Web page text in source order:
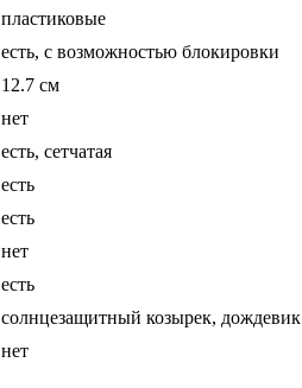
пластиковые
есть, с возможностью блокировки
12.7 см
нет
есть, сетчатая
есть
есть
нет
есть
солнцезащитный козырек, дождевик
нет